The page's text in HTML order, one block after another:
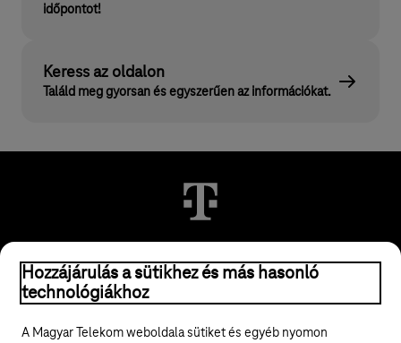
időpontot!
Keress az oldalon
Találd meg gyorsan és egyszerűen az információkat.
© 2026 Magyar Telekom Nyrt.
Hozzájárulás a sütikhez és más hasonló
technológiákhoz
A Magyar Telekom weboldala sütiket és egyéb nyomon